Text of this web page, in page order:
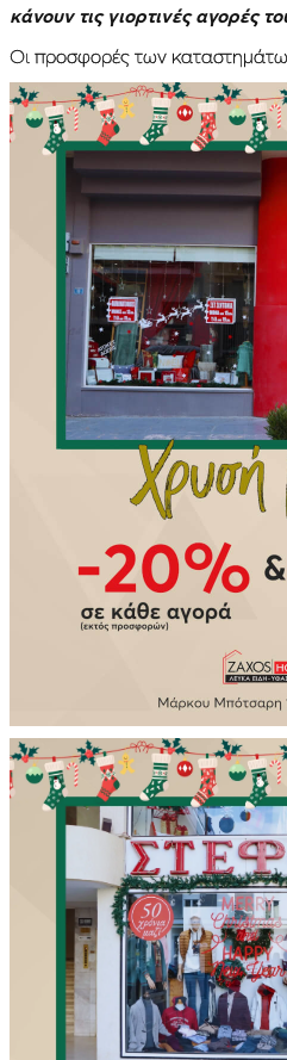
κάνουν τις γιορτινές αγορές
Οι προσφορές των